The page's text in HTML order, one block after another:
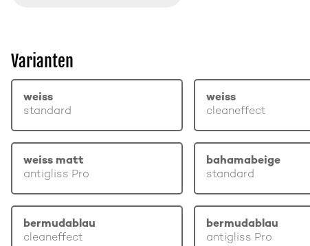
Varianten
weiss
standard
weiss
cleaneffect
weiss matt
antigliss Pro
bahamabeige
standard
bermudablau
cleaneffect
bermudablau
antigliss Pro